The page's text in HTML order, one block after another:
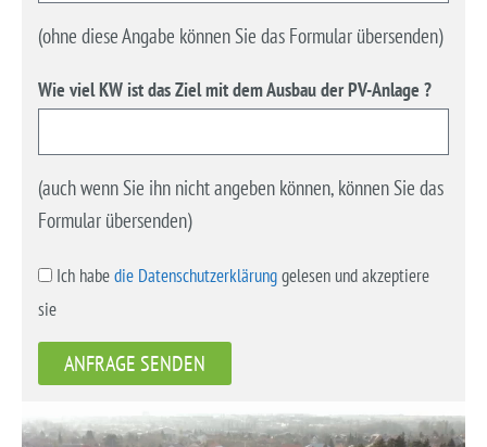
(ohne diese Angabe können Sie das Formular übersenden)
Wie viel KW ist das Ziel mit dem Ausbau der PV-Anlage ?
(auch wenn Sie ihn nicht angeben können, können Sie das
Formular übersenden)
Ich habedie Datenschutzerklärunggelesen und akzeptiere
sie
ANFRAGE SENDEN